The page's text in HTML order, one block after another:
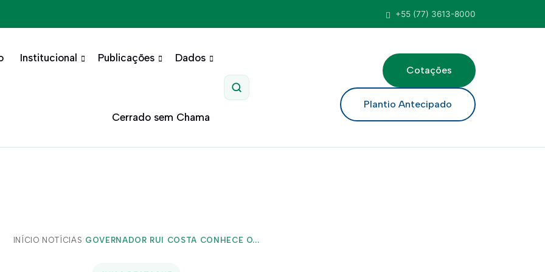
+55 (77) 3613-8000
Institucional Publicações Dados
Cerrado sem Chama
Pesquisar
Cotações
Plantio Antecipado
INÍCIO/ NOTÍCIAS/ GOVERNADOR RUI COSTA CONHECE O...